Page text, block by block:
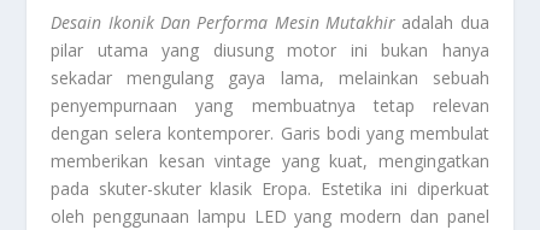
Desain Ikonik Dan Performa Mesin Mutakhiradalah dua
pilar utama yang diusung motor ini bukan hanya
sekadar mengulang gaya lama, melainkan sebuah
penyempurnaan yang membuatnya tetap relevan
dengan selera kontemporer. Garis bodi yang membulat
memberikan kesan vintage yang kuat, mengingatkan
pada skuter-skuter klasik Eropa. Estetika ini diperkuat
oleh penggunaan lampu LED yang modern dan panel